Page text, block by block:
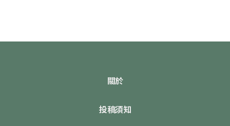
關於
投稿須知